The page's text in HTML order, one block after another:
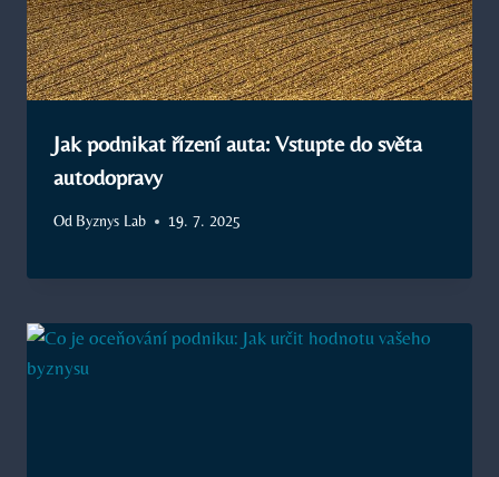
Jak podnikat řízení auta: Vstupte do světa
autodopravy
Od Byznys Lab 19. 7. 2025